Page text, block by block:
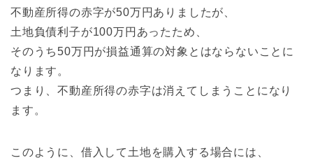
不動産所得の赤字が50万円ありましたが、
土地負債利子が100万円あったため、
そのうち50万円が損益通算の対象とはならないことに
なります。
つまり、不動産所得の赤字は消えてしまうことになり
ます。
このように、借入して土地を購入する場合には、